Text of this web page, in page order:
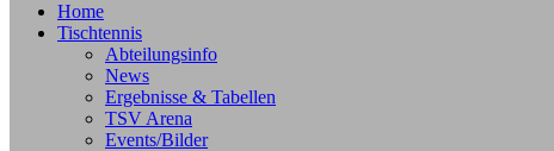
Home
Tischtennis
Abteilungsinfo
News
Ergebnisse & Tabellen
TSV Arena
Events/Bilder